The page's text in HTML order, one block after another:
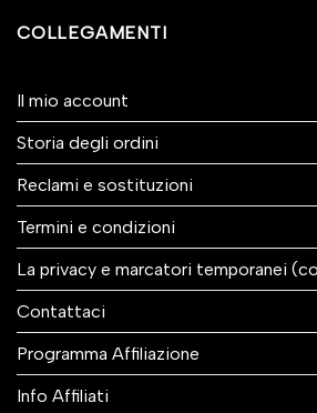
COLLEGAMENTI
Il mio account
Storia degli ordini
Reclami e sostituzioni
Termini e condizioni
La privacy e marcatori temporanei
Contattaci
Programma Affiliazione
Info Affiliati